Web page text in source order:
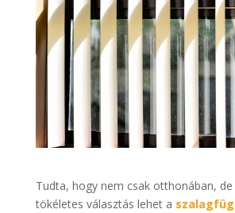
Tudta, hogy nem csak otthonában,
tökéletes választás lehet a